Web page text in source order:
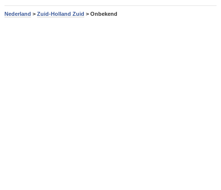
Nederland > Zuid-Holland Zuid > Onbekend